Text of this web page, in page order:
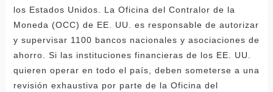
los Estados Unidos. La Oficina del Contralor de la
Moneda (OCC) de EE. UU. es responsable de autorizar
y supervisar 1100 bancos nacionales y asociaciones de
ahorro. Si las instituciones financieras de los EE. UU.
quieren operar en todo el país, deben someterse a una
revisión exhaustiva por parte de la Oficina del